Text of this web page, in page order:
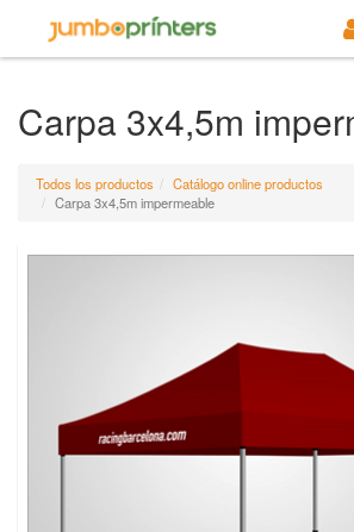
Carpa 3x4,5m
Todos los productos
Catálogo online productos
Carpa 3x4,5m impermeable